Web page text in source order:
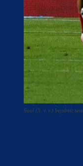
Saul (3. v. r.) bejubelt